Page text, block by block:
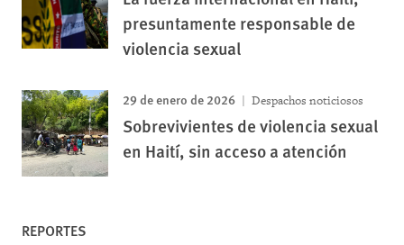
presuntamente responsable de
violencia sexual
29 de enero de 2026 Despachos noticiosos
Sobrevivientes de violencia sexual
en Haití, sin acceso a atención
REPORTES